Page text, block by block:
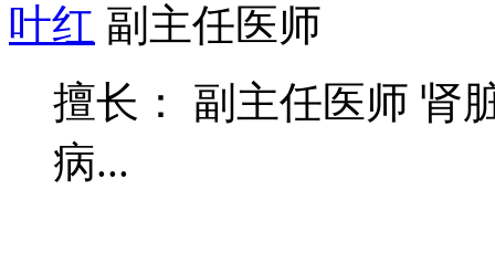
叶红 副主任医师
擅长： 副主任医师 肾
病...